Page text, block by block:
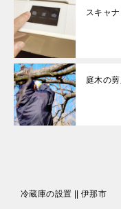
スキャ
庭木の
冷蔵庫の設置 || 伊那市